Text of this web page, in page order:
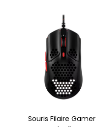
Souris Filaire Gamer